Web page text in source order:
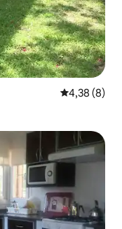
Gemiddelde
4,38 (8)